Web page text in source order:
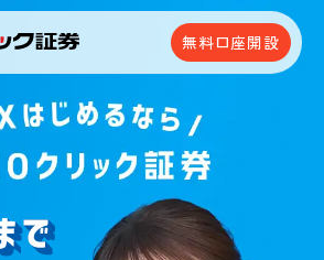
無料口座開設